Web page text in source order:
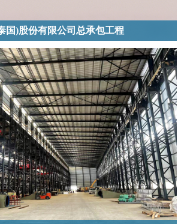
国)股份有限公司总承包工程
于泰国北柳、建筑面积达18000平方米的钢结构厂房
料方式承建 。